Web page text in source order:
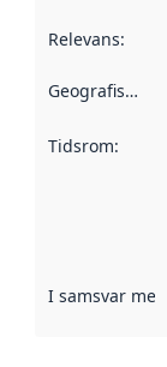
Relevans:
Geografisk område
Tidsrom:
I samsvar med